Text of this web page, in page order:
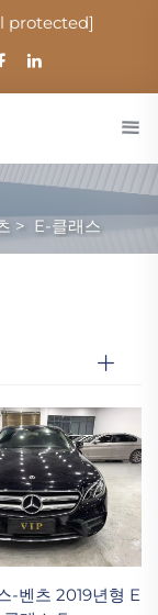
protected]
> E-클래스
-벤츠 2019년형 E